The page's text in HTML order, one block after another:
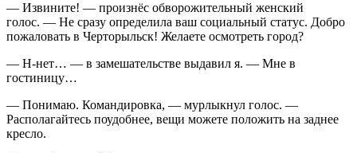
— Извините! — произнёс обворожительный женский
голос. — Не сразу определила ваш социальный статус. Добро
пожаловать в Черторыльск! Желаете осмотреть город?
— Н-нет… — в замешательстве выдавил я. — Мне в
гостиницу…
— Понимаю. Командировка, — мурлыкнул голос. —
Располагайтесь поудобнее, вещи можете положить на заднее
кресло.